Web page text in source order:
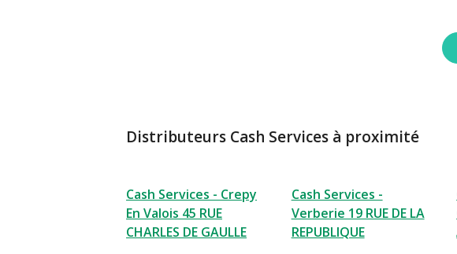
Distributeurs Cash Services à proximité
Cash Services - Crepy
En Valois 45 RUE
CHARLES DE GAULLE
Cash Services -
Verberie 19 RUE DE LA
REPUBLIQUE